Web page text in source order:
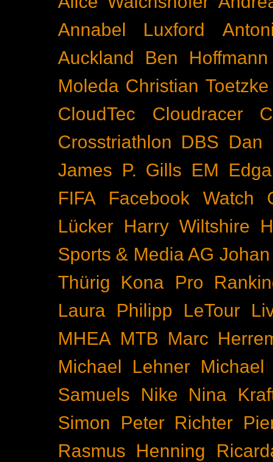
Annabel Luxford
Auckland
Ben Hoffmann
Moleda Christian Toetzke
CloudTec
Cloudracer
Crosstriathlon DBS Dan
James P. Gills EM
FIFA
Facebook Watch
Lücker Harry Wiltshire
Sports & Media AG
Thürig
Kona Pro
Laura Philipp
LeTour
MHEA MTB Marc
Michael Lehner Michael
Samuels
Nike
Nina
Simon
Peter Richter
Rasmus Henning